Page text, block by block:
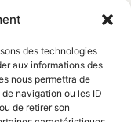
des technologies
aux informations des
nous permettra de
navigation ou les ID
de retirer son
help you?
Contact
us